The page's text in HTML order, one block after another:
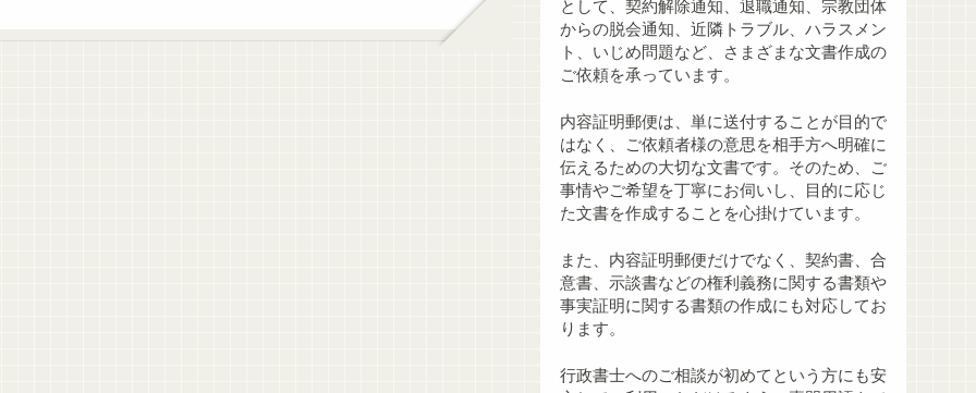
として、契約解除通知、退職通知、宗教団体
からの脱会通知、近隣トラブル、ハラスメン
ト、いじめ問題など、さまざまな文書作成の
ご依頼を承っています。
内容証明郵便は、単に送付することが目的で
はなく、ご依頼者様の意思を相手方へ明確に
伝えるための大切な文書です。そのため、ご
事情やご希望を丁寧にお伺いし、目的に応じ
た文書を作成することを心掛けています。
また、内容証明郵便だけでなく、契約書、合
意書、示談書などの権利義務に関する書類や
事実証明に関する書類の作成にも対応してお
ります。
行政書士へのご相談が初めてという方にも安